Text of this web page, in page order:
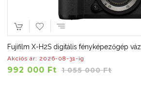
Fujifilm X-H2S digitális fényképezőgép váz
Akciós ár: 2026-08-31-ig
992 000 Ft 1 055 000 Ft